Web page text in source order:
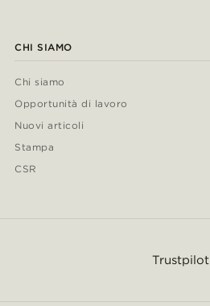
CHI SIAMO
Chi siamo
Opportunità di lavoro
Nuovi articoli
Stampa
CSR
Trustpilot